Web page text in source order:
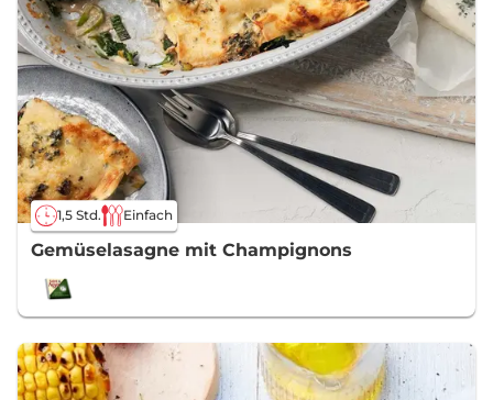
1,5 Std. Einfach
Gemüselasagne mit Champignons